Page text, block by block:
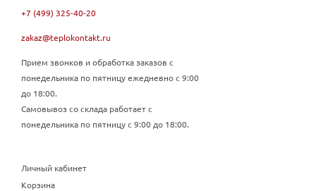
+7 (499) 325-40-20
zakaz@teplokontakt.ru
Прием звонков и обработка заказов с
понедельника по пятницу ежедневно с 9:00
до 18:00.
Самовывоз со склада работает с
понедельника по пятницу с 9:00 до 18:00.
Личный кабинет
Корзина